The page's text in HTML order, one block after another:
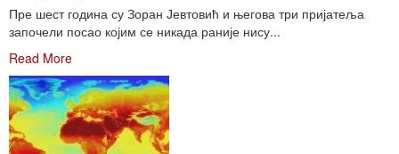
Пре шест година су Зоран Јевтовић и његова три пријатеља
започели посао којим се никада раније нису...
Read More